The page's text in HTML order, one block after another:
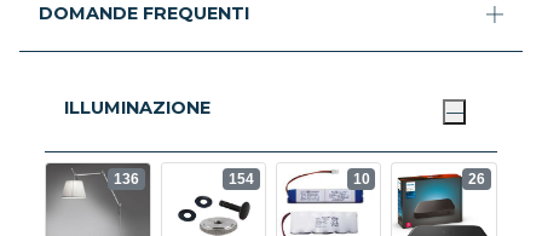
DOMANDE FREQUENTI
ILLUMINAZIONE
136 154 10 26